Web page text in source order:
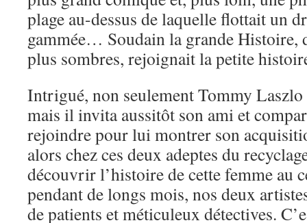
plage au-dessus de laquelle flottait un
gammée… Soudain la grande Histoire,
plus sombres, rejoignait la petite
Intrigué, non seulement Tommy Laszlo
mais il invita aussitôt son ami et
rejoindre pour lui montrer son
alors chez ces deux adeptes du
découvrir l’histoire de cette femme au
pendant de longs mois, nos deux
de patients et méticuleux détectives.